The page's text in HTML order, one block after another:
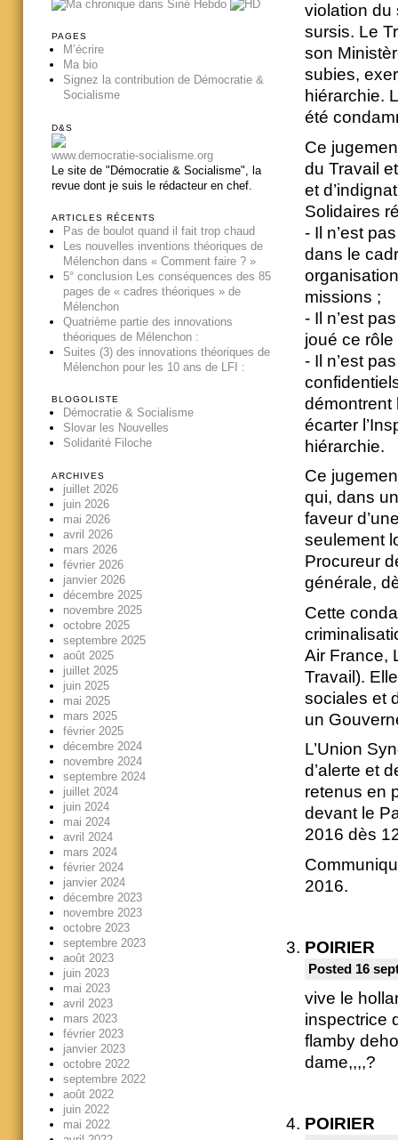
violation du
sursis. Le
son
subies,
hiérarchie.
été
Ce
du Travail
et
Solidaires
- Il n’est
dans le
missions ;
- Il n’est
joué ce
- Il n’est
démontrent
écarter
hiérarchie.
Ce
qui, dans
faveur
seulement
Procureur
générale,
Cette
Air France,
Travail).
sociales et
un
L’Union
d’alerte et
retenus en
devant le
2016 dès
2016.
POIRIER
Posted 16
vive le
inspectrice
flamby
dame,,,,?
POIRIER
PAGES
M’écrire
Ma bio
Signez la contribution de Démocratie &
Socialisme
D&S
www.democratie-socialisme.org
Le site de "Démocratie & Socialisme", la
revue dont je suis le rédacteur en chef.
ARTICLES RÉCENTS
Pas de boulot quand il fait trop chaud
Les nouvelles inventions théoriques de
Mélenchon dans « Comment faire ? »
5° conclusion Les conséquences des 85
pages de « cadres théoriques » de
Mélenchon
Quatrième partie des innovations
théoriques de Mélenchon :
Suites (3) des innovations théoriques de
Mélenchon pour les 10 ans de LFI :
BLOGOLISTE
Démocratie & Socialisme
Slovar les Nouvelles
Solidarité Filoche
ARCHIVES
juillet 2026
juin 2026
mai 2026
avril 2026
mars 2026
février 2026
janvier 2026
décembre 2025
novembre 2025
octobre 2025
septembre 2025
août 2025
juillet 2025
juin 2025
mai 2025
mars 2025
février 2025
décembre 2024
novembre 2024
septembre 2024
juillet 2024
juin 2024
mai 2024
avril 2024
mars 2024
février 2024
janvier 2024
décembre 2023
novembre 2023
octobre 2023
septembre 2023
août 2023
juin 2023
mai 2023
avril 2023
mars 2023
février 2023
janvier 2023
octobre 2022
septembre 2022
août 2022
juin 2022
mai 2022